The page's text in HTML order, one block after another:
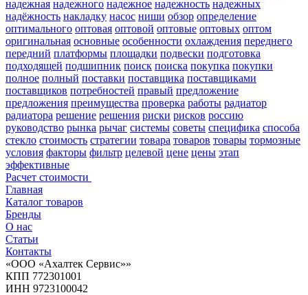
надежная надежного надежное надежность надежных
надёжность накладку насос ниши обзор определение
оптимального оптовая оптовой оптовые оптовых оптом
оригинальная основные особенности охлаждения переднего
передний платформы площадки подвески подготовка
подходящей подшипник поиск поиска покупка покупки
полное полный поставки поставщика поставщиками
поставщиков потребностей правый предложение
предложения преимущества проверка работы радиатор
радиатора решение решения риски рисков россию
руководство рынка рычаг системы советы специфика способа
стекло стоимость стратегии товара товаров товары тормозные
условия факторы фильтр целевой цене цены этап
эффективные
Расчет стоимости
Главная
Каталог товаров
Бренды
О нас
Статьи
Контакты
«ООО «Ахалтек Сервис»»
КПП 772301001
ИНН 9723100042